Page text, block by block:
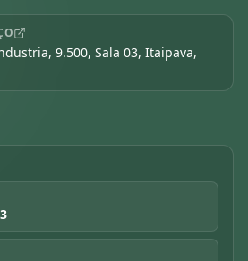
9.500, Sala 03, Itaipava,